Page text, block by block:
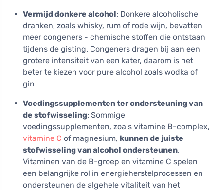
Vermijd donkere alcohol: Donkere alcoholische
dranken, zoals whisky, rum of rode wijn, bevatten
meer congeners - chemische stoffen die ontstaan
tijdens de gisting. Congeners dragen bij aan een
grotere intensiteit van een kater, daarom is het
beter te kiezen voor pure alcohol zoals wodka of
gin.
Voedingssupplementen ter ondersteuning van
de stofwisseling: Sommige
voedingssupplementen, zoals vitamine B-complex,
vitamine C of magnesium, kunnen de juiste
stofwisseling van alcohol ondersteunen.
Vitaminen van de B-groep en vitamine C spelen
een belangrijke rol in energieherstelprocessen en
ondersteunen de algehele vitaliteit van het